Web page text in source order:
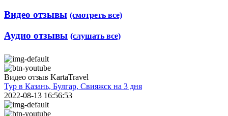
Видео отзывы (смотреть все)
Аудио отзывы (слушать все)
Видео отзыв KartaTravel
Тур в Казань, Булгар, Свияжск на 3 дня
2022-08-13 16:56:53